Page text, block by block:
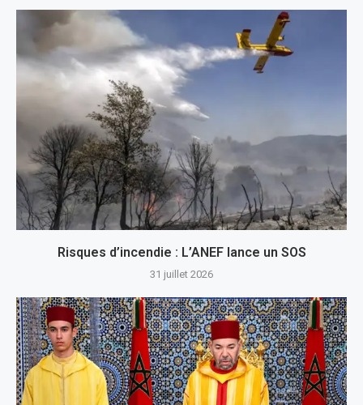
Risques d’incendie : L’ANEF lance un SOS
31 juillet 2026